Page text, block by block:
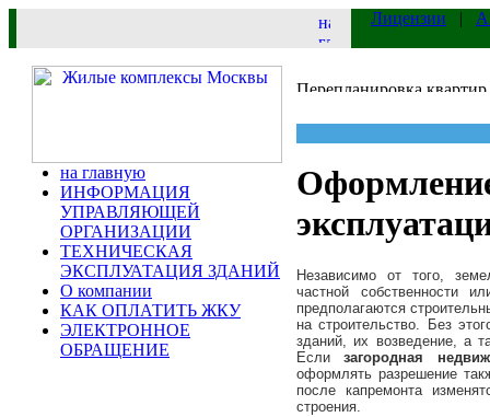
Лицензии |
на главную
ИНФОРМАЦИЯ
УПРАВЛЯЮЩЕЙ
ОРГАНИЗАЦИИ
ТЕХНИЧЕСКАЯ
ЭКСПЛУАТАЦИЯ ЗДАНИЙ
О компании
КАК ОПЛАТИТЬ ЖКУ
ЭЛЕКТРОННОЕ
ОБРАЩЕНИЕ
Независимо от того,
частной собственности
предполагаются
на строительство. Без
зданий, их возведение, а
Если
загородная
оформлять разрешение
после капремонта
строения.